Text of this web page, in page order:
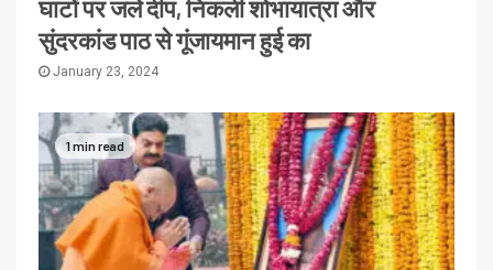
घाटों पर जले दीप, निकली शोभायात्रा और
सुंदरकांड पाठ से गूंजायमान हुई का
January 23, 2024
1 min read